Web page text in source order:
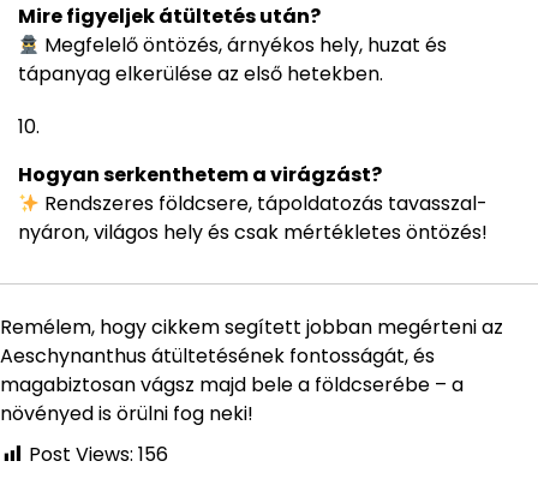
Mire figyeljek átültetés után?
Megfelelő öntözés, árnyékos hely, huzat és
tápanyag elkerülése az első hetekben.
Hogyan serkenthetem a virágzást?
Rendszeres földcsere, tápoldatozás tavasszal-
nyáron, világos hely és csak mértékletes öntözés!
Remélem, hogy cikkem segített jobban megérteni az
Aeschynanthus átültetésének fontosságát, és
magabiztosan vágsz majd bele a földcserébe – a
növényed is örülni fog neki!
Post Views: 156